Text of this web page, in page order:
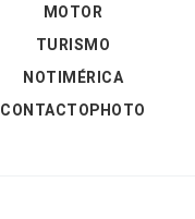
MOTOR
TURISMO
NOTIMÉRICA
CONTACTOPHOTO